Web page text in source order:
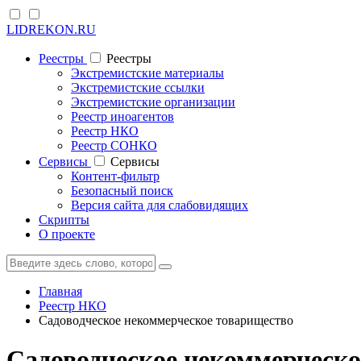
LIDREKON.RU
Реестры
Реестры
Экстремистские материалы
Экстремистские ссылки
Экстремистские организации
Реестр иноагентов
Реестр НКО
Реестр СОНКО
Cервисы
Cервисы
Контент-фильтр
Безопасный поиск
Версия сайта для слабовидящих
Скрипты
О проекте
Главная
Реестр НКО
Садоводческое некоммерческое товарищество